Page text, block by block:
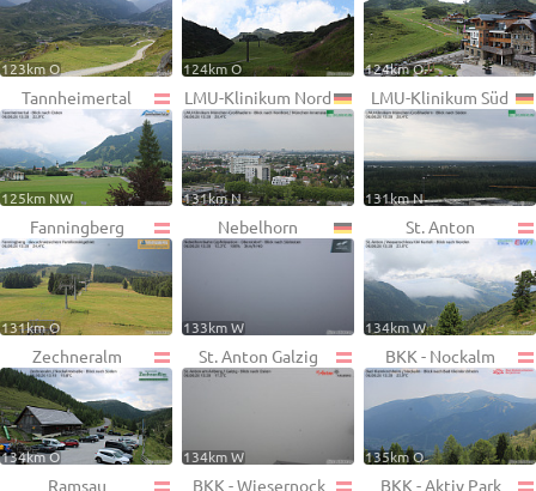
123km O 124km O 124km O
Tannheimertal
125km NW
LMU-Klinikum Nord
131km N
LMU-Klinikum Süd
131km N
Fanningberg
131km O
Nebelhorn
133km W
St. Anton
134km W
Zechneralm
134km O
St. Anton Galzig
134km W
BKK - Nockalm
135km O
Ramsau BKK - Wiesernock BKK - Aktiv Park